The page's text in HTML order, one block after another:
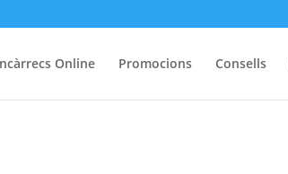
Online Promocions Consells